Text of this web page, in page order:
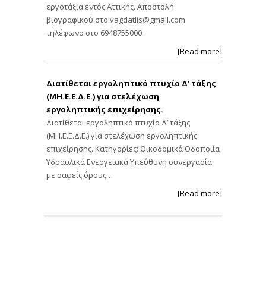
εργοτάξια εντός Αττικής. Αποστολή
βιογραφικού στο vagdatlis@gmail.com
τηλέφωνο στο 6948755000.
[Read more]
Διατίθεται εργοληπτικό πτυχίο Δ’ τάξης
(ΜΗ.Ε.Ε.Δ.Ε.) για στελέχωση
εργοληπτικής επιχείρησης.
Διατίθεται εργοληπτικό πτυχίο Δ’ τάξης
(ΜΗ.Ε.Ε.Δ.Ε.) για στελέχωση εργοληπτικής
επιχείρησης. Κατηγορίες: Οικοδομικά Οδοποιία
Υδραυλικά Ενεργειακά Υπεύθυνη συνεργασία
με σαφείς όρους…
[Read more]